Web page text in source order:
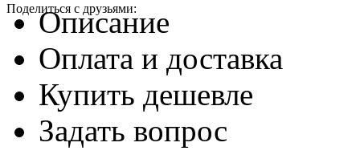
Поделиться с друзьями:
Описание
Оплата и доставка
Купить дешевле
Задать вопрос